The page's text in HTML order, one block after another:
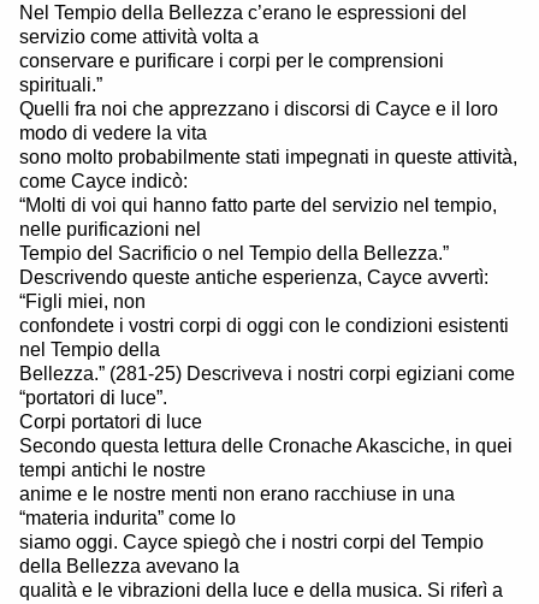
Nel Tempio della Bellezza c’erano le espressioni del
servizio come attività volta a
conservare e purificare i corpi per le comprensioni
spirituali.”
Quelli fra noi che apprezzano i discorsi di Cayce e il loro
modo di vedere la vita
sono molto probabilmente stati impegnati in queste attività,
come Cayce indicò:
“Molti di voi qui hanno fatto parte del servizio nel tempio,
nelle purificazioni nel
Tempio del Sacrificio o nel Tempio della Bellezza.”
Descrivendo queste antiche esperienza, Cayce avvertì:
“Figli miei, non
confondete i vostri corpi di oggi con le condizioni esistenti
nel Tempio della
Bellezza.” (281-25) Descriveva i nostri corpi egiziani come
“portatori di luce”.
Corpi portatori di luce
Secondo questa lettura delle Cronache Akasciche, in quei
tempi antichi le nostre
anime e le nostre menti non erano racchiuse in una
“materia indurita” come lo
siamo oggi. Cayce spiegò che i nostri corpi del Tempio
della Bellezza avevano la
qualità e le vibrazioni della luce e della musica. Si riferì a